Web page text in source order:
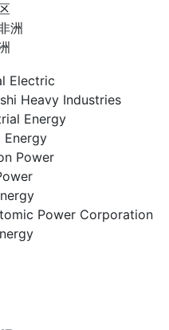
洲
Electric
Heavy Industries
Energy
Energy
Power
Power Corporation